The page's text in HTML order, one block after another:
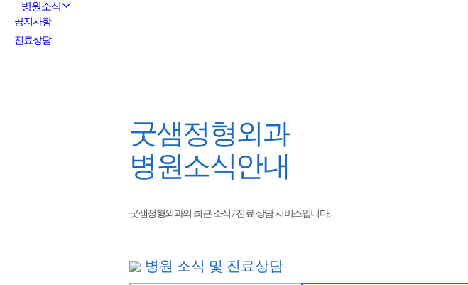
병원소식
공지사항
진료상담
굿샘정형외과
병원소식안내
굿샘정형외과의 최근 소식 / 진료 상담 서비스입니다.
병원 소식 및 진료상담